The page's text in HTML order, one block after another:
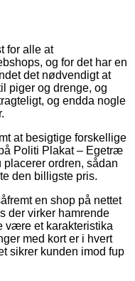
for alle at
og for det har en
det nødvendigt at
piger og drenge, og
og endda nogle
at besigtige forskellige
Politi Plakat – Egetræ
placerer ordren, sådan
den billigste pris.
en shop på nettet
der virker hamrende
være et karakteristika
med kort er i hvert
sikrer kunden imod fup